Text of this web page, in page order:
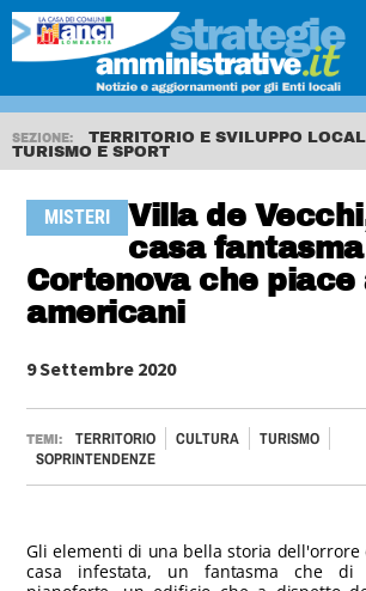
SEZIONE:
TERRITORIO E SVILUPPO
TURISMO E SPORT
MISTERI
Villa de
casa
Cortenova che piace
americani
9 Settembre 2020
TEMI: TERRITORIO CULTURA
TURISMO
SOPRINTENDENZE
Gli elementi di una bella storia dell'orrore
casa infestata, un fantasma che